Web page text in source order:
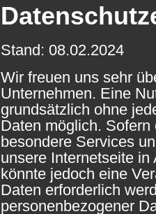
Stand: 08.02.2024
Wir freuen uns sehr
Unternehmen. Eine
grundsätzlich ohne
Daten möglich.
besondere Services
unsere Internetseite
könnte jedoch eine
Daten erforderlich
personenbezogener